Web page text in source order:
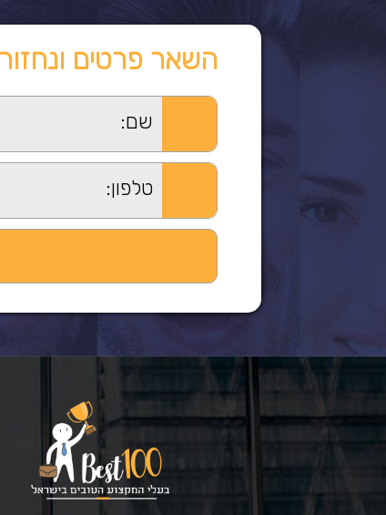
השאר פרטים